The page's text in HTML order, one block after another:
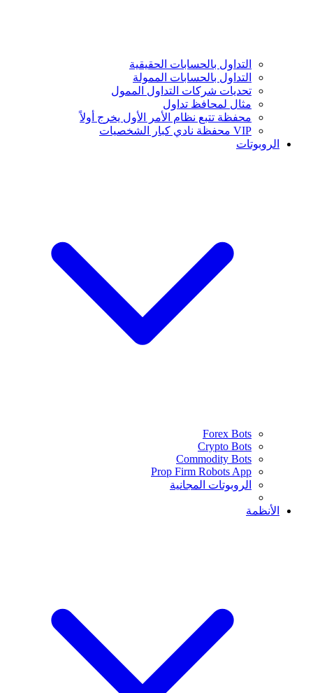
التداول بالحسابات الحقيقية
التداول بالحسابات الممولة
تحديات شركات التداول الممول
مثال لمحافظ تداول
محفظة تتبع نظام الأمر الأول يخرج أولاً
VIP محفظة نادي كبار الشخصيات
الروبوتات
Forex Bots
Crypto Bots
Commodity Bots
Prop Firm Robots App
الروبوتات المجانية
الأنظمة